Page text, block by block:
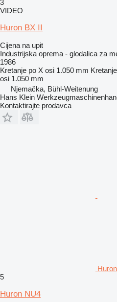
3
VIDEO
Huron BX II
Cijena na upit
Industrijska oprema - glodalica za
1986
Kretanje po X osi 1.050 mm
osi 1.050 mm
Njemačka, Bühl-Weitenung
Hans Klein
Kontaktirajte prodavca
5
Huron NU4